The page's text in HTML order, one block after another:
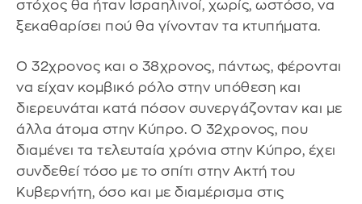
στόχος θα ήταν Ισραηλινοί, χωρίς, ωστόσο, να
ξεκαθαρίσει πού θα γίνονταν τα κτυπήματα.
Ο 32χρονος και ο 38χρονος, πάντως, φέρονται
να είχαν κομβικό ρόλο στην υπόθεση και
διερευνάται κατά πόσον συνεργάζονταν και με
άλλα άτομα στην Κύπρο. Ο 32χρονος, που
διαμένει τα τελευταία χρόνια στην Κύπρο, έχει
συνδεθεί τόσο με το σπίτι στην Ακτή του
Κυβερνήτη, όσο και με διαμέρισμα στις